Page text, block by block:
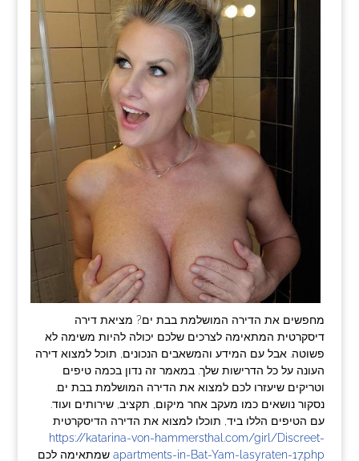
מחפשים את הדירה המושלמת בבת ים? מציאת דירה
דיסקרטית המתאימה לצרכים שלכם יכולה להיות משימה לא
פשוטה. אבל עם המידע והמשאבים הנכונים, תוכל למצוא דירה
העונה על כל הדרישות שלך. במאמר זה נדון בכמה טיפים
וטריקים שיעזרו לכם למצוא את הדירה המושלמת בבת ים.
נסקור נושאים כמו מעקב אחר מיקום, תקציב, שירותים ועוד.
עם הטיפים הללו ביד, תוכלו למצוא את הדירה הדיסקרטית
https://katarina-von-hammersthal.com/girl/Discreet-
apartments-in-Bat-Yam-lasyraten-17.phpשמתאימה לכם